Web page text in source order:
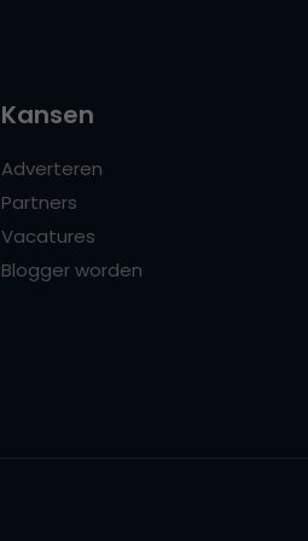
Kansen
Adverteren
Partners
Vacatures
Blogger worden